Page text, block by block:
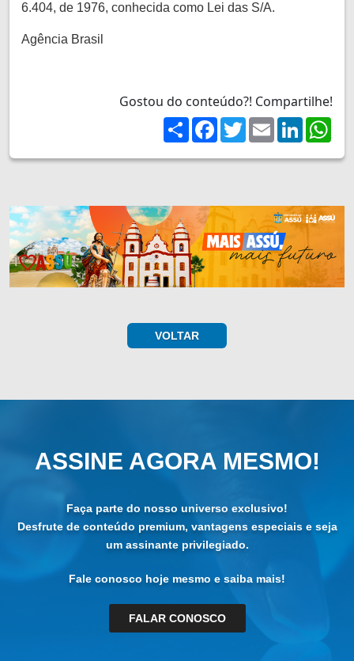
6.404, de 1976, conhecida como Lei das S/A.
Agência Brasil
Gostou do conteúdo?! Compartilhe!
ShareFacebook
TwitterEmailLinkedIn
VOLTAR
ASSINE AGORA MESMO!
Faça parte do nosso universo exclusivo!
Desfrute de conteúdo premium, vantagens especiais e seja
um assinante privilegiado.
Fale conosco hoje mesmo e saiba mais!
FALAR CONOSCO